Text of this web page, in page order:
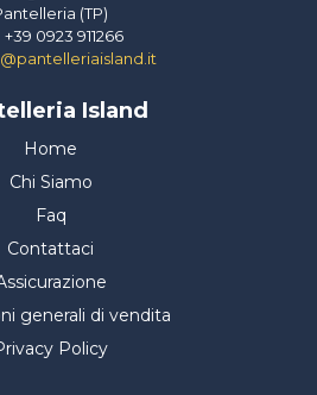
(TP)
+39 0923 911266
Island
Home
Chi Siamo
Faq
Contattaci
generali di vendita
Policy